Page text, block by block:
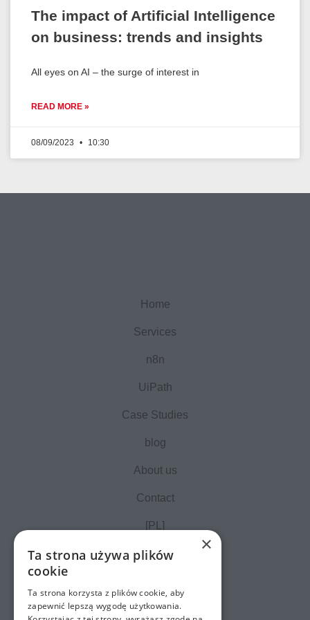
The impact of Artificial Intelligence
on business: trends and insights
All eyes on AI – the surge of interest in
READ MORE »
08/09/2023 10:30
Home
Services
n8n
UiPath
Case Studies
blog
About us
Contact
[PL]
×
Ta strona używa plików
cookie
Ta strona korzysta z plików cookie, aby
zapewnić lepszą wygodę użytkowania.